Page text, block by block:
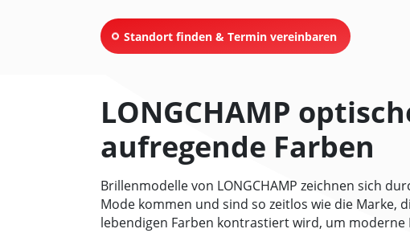
Standort finden & Termin vereinbaren
LONGCHAMP
aufregende Farben
Brillenmodelle von LONGCHAMP zeichnen sich
Mode kommen und sind so zeitlos wie die Marke,
lebendigen Farben kontrastiert wird, um moderne